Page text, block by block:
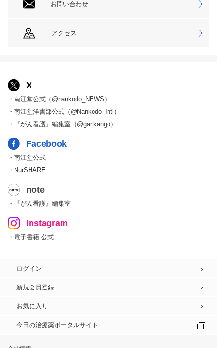
お問い合わせ
アクセス
X
・南江堂公式（@nankodo_NEWS）
・南江堂洋書部公式（@Nankodo_Intl）
・『がん看護』編集室（@gankango）
Facebook
・南江堂公式
・NurSHARE
note
・『がん看護』編集室
Instagram
・電子書籍 公式
ログイン
新規会員登録
お気に入り
今日の治療薬ポータルサイト